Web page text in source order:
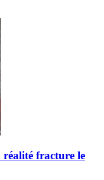
réalité fracture le